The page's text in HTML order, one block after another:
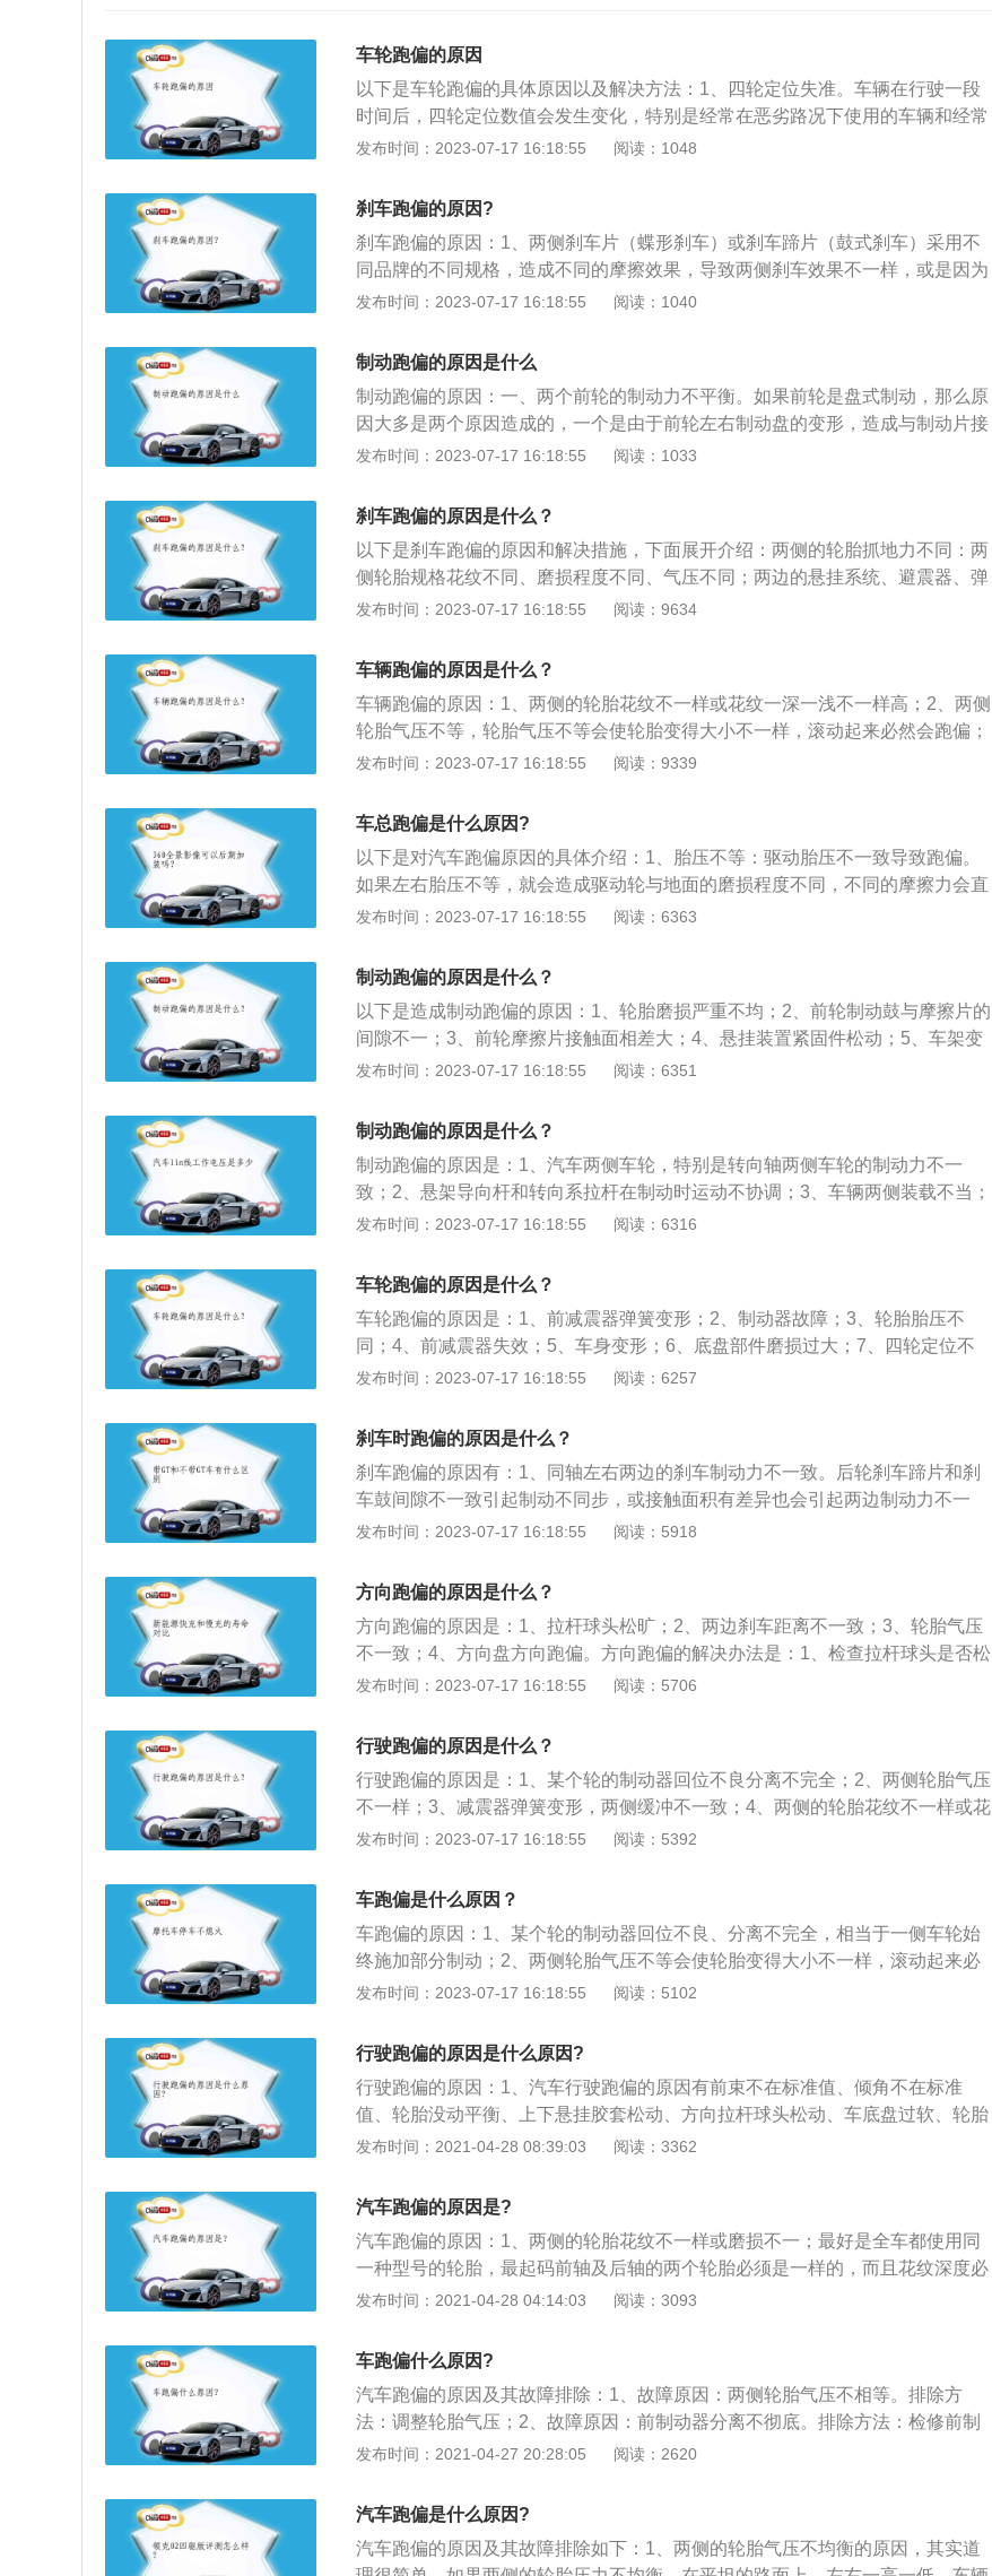
车轮跑偏的原因
以下是车轮跑偏的具体原因以及解决方法：1、四轮定位失准。车辆在行驶一段
时间后，四轮定位数值会发生变化，特别是经常在恶劣路况下使用的车辆和经常
上下马路牙子的车辆变化可能更大，这是容易造成汽车跑偏的一个原因。解决方
同一种型号，至少前轴及后轴的两个轮胎必须是一样的。另外两侧轮胎花纹的款
式、深度也必须一样，尽量避免花纹不同。解决方法是更换轮胎。3、两侧轮胎
气压不同。汽车两侧轮胎的气压不同，如果左边轮胎的气压少一点，右边轮胎的
气压稍微多一点，那么马上就会出现汽车跑偏的现象。解决方法是调整轮胎胎
压。4、前减震器弹簧变形。前减震器弹簧两侧变形，导致缓冲不一致，引发车
行驶中两悬挂一高一低，受力不均匀，导致跑偏。解决方法：修理前减震器。
6、底盘磨损过度。车辆底盘部件磨损过大，导致存在不正常间隙，转向拉杆球
头，支撑臂胶套，稳定杆胶套等是容易出现间隙过大的部位。解决方法：调整底
这相当于一侧车轮始终施加部分制动，行驶起来车辆必然会跑偏。解决方法：修
出最大允许范围，也会导致车辆跑偏。解决方法：修理车辆。9、路况不平。在
平坦的普通公路设计是中间高，两边低，这是因为要减少下雨的积水。解决方法
是尽量将车开往平坦的路上。
发布时间：2023-07-17 16:18:55 阅读：1048
刹车跑偏的原因?
刹车跑偏的原因：1、两侧刹车片（蝶形刹车）或刹车蹄片（鼓式刹车）采用不
同品牌的不同规格，造成不同的摩擦效果，导致两侧刹车效果不一样，或是因为
刹车分泵漏油，使一侧刹车片因漏油而产生刹车效果；解决办法：建议更换刹车
糙，刹车盘一侧光滑侧粗糙，使两侧的制动效果不一致；解决办法：建议去维修
厂修理；3、刹车分泵泄漏或刹车管、接头泄漏会使两侧制动效果不一致，或一
侧分泵活塞发卡、发涩。解决办法：更换刹车分泵或刹车管、接头；4、刹车制
动钳磨损间隙过大，使制动时泵两侧补偿间隙不一致，造成刹车跑偏。解决办
法：更换刹车制动钳；5、四轮定位不准也会出现刹车跑偏现象。解决办法：建
发布时间：2023-07-17 16:18:55 阅读：1040
制动跑偏的原因是什么
制动跑偏的原因：一、两个前轮的制动力不平衡。如果前轮是盘式制动，那么原
因大多是两个原因造成的，一个是由于前轮左右制动盘的变形，造成与制动片接
触表面平面度超讨标准。当汽车进行制动时，左右前轮制动力不一致，制动力较
的导向销卡住了，驱动左右制动片的力不一致，车辆前轮左右制动力不一致，造
成车辆向制动力大的一侧跑偏。解决方法：检查轮胎的制动盘与制动分泵活塞、
制动钳等部件并及时更换。二、后轮制动力不一致，一般来说，除一些中高端的
轿车的后轮制动是盘式制动外，后轮制动系统大多是鼓式制动。与前轮制动不同
的是，后轮制动力稍有差别一般不会造成制动跑偏，差别较大会使车辆行驶时制
安装不正确，这一般出现在车辆维修之后。在行驶过程中，前轮制动先于后轮制
动，当后轮先产生制动时，车辆会产生用尾现象，车后侧会产生跑偏现象。在汽
车维修过程中，特别是事故车维修后，修理工把制动管路的前后端装错了，使得
动系统故障。防抱死制动系统简称ABS系统，是通过接收各个车轮的轮速信号来
力提高，并且方向仍可以控制。如果ABS系统有故障，将无法正确控制各车轮的
制动液压力。制动力无法正常控制，造成车辆车轮抱死或某个车轮的制动力过大
或过小，从而产生制动跑偏的现象。解决方法：及时维修ABS系统以免造成安全
隐患。消除制动跑偏的方法有:（1）调整四个车轮制动器，尽量把每一个都调
用紧急制动。（3）精心调整车轮制动器制动间隙。（4）更换磨损不一致的刹车
片，清除污染物。（5）镗磨各车轮制动鼓并修整好制动器。
发布时间：2023-07-17 16:18:55 阅读：1033
刹车跑偏的原因是什么？
以下是刹车跑偏的原因和解决措施，下面展开介绍：两侧的轮胎抓地力不同：两
侧轮胎规格花纹不同、磨损程度不同、气压不同；两边的悬挂系统、避震器、弹
簧、球头、轴承或者四轮定位不对称引起刹车跑偏。解决方法：对轮胎进行检查
边刹车效果不一致；刹车制动钳磨损间隙大，使制动时两侧分泵间隙不同；制动
系统内部和刹车管路内有空气所导致。解决方法：及时去检查维修刹车分泵。
发布时间：2023-07-17 16:18:55 阅读：9634
车辆跑偏的原因是什么？
车辆跑偏的原因：1、两侧的轮胎花纹不一样或花纹一深一浅不一样高；2、两侧
轮胎气压不等，轮胎气压不等会使轮胎变得大小不一样，滚动起来必然会跑偏；
3、前减震器弹簧变形两侧缓冲不一致，可通过按压或拆卸后比较来判断减震器
导致跑偏；5、车辆底盘部件磨损过大存在不正常间隙；6、某个轮的制动器回位
不良分离不完全，这相当于一侧车轮始终施加部分制动，行驶起来车辆必然会跑
偏；7、车架总体变形。
发布时间：2023-07-17 16:18:55 阅读：9339
车总跑偏是什么原因?
以下是对汽车跑偏原因的具体介绍：1、胎压不等：驱动胎压不一致导致跑偏。
如果左右胎压不等，就会造成驱动轮与地面的磨损程度不同，不同的摩擦力会直
接引发跑偏。2、悬挂系统故障：悬挂系统故障会造成汽车跑偏。3、左右两侧轴
或校正后不符合技术要求，在行驶时就会向轴距短的一侧偏驶。
发布时间：2023-07-17 16:18:55 阅读：6363
制动跑偏的原因是什么？
以下是造成制动跑偏的原因：1、轮胎磨损严重不均；2、前轮制动鼓与摩擦片的
间隙不一；3、前轮摩擦片接触面相差大；4、悬挂装置紧固件松动；5、车架变
形、前轴移位；6、制动压力分配阀失效；7、制动钳固定支板松动；8、轮毂轴
换轮胎；紧固悬挂装置；更换制动压力分配阀；2、紧固制动钳固定支板；更换
轮毂轴承；更换制动压力分配阀。
发布时间：2023-07-17 16:18:55 阅读：6351
制动跑偏的原因是什么？
制动跑偏的原因是：1、汽车两侧车轮，特别是转向轴两侧车轮的制动力不一
致；2、悬架导向杆和转向系拉杆在制动时运动不协调；3、车辆两侧装载不当；
4、路面两侧附着力不一致。制动跑偏是指制动时车辆自动偏向一侧行驶的现
轮制动性能差，反之则为左轮制动性能差。制动停车后查看轮胎在路面上的拖印
情况，拖印短或没有拖印的车轮即制动有故障的车轮。
发布时间：2023-07-17 16:18:55 阅读：6316
车轮跑偏的原因是什么？
车轮跑偏的原因是：1、前减震器弹簧变形；2、制动器故障；3、轮胎胎压不
同；4、前减震器失效；5、车身变形；6、底盘部件磨损过大；7、四轮定位不
准；8、轮胎花纹或花纹深浅不一样。车轮跑偏的解决方法是：1、更换悬架弹簧
位置或替换轮胎；3、车辆往左边斜要向右微调方向，车辆往右边斜要向左边微
调方向。
发布时间：2023-07-17 16:18:55 阅读：6257
刹车时跑偏的原因是什么？
刹车跑偏的原因有：1、同轴左右两边的刹车制动力不一致。后轮刹车蹄片和刹
车鼓间隙不一致引起制动不同步，或接触面积有差异也会引起两边制动力不一
致。遇到此现象，可按规范调校左右刹车间隙或打磨刹车蹄片接触面。2、同轴
因有刹车分泵漏油、活塞锈蚀、鼓式刹车蹄片油污、刹车盘与片或鼓与蹄片表面
粗糙度不同，检修时视情况排除。3、两边轮胎气压、花纹、磨损程度不同。两
边轮胎气压、花纹、磨损程度不同，会引起两边车轮的实际转动半径不同使行驶
的直线距离不等，这种情况在行驶中不踩制动时也会向一边跑。4、事故车车身
修复不到位。事故车车身修复不到位造成车两边轴距不等，悬挂部分如避震弹簧
协调而引起刹车跑偏，5、四轮定位不准也会出现刹车跑偏现象。
发布时间：2023-07-17 16:18:55 阅读：5918
方向跑偏的原因是什么？
方向跑偏的原因是：1、拉杆球头松旷；2、两边刹车距离不一致；3、轮胎气压
不一致；4、方向盘方向跑偏。方向跑偏的解决办法是：1、检查拉杆球头是否松
旷；2、踩刹车感受两边刹车距离是否一致；3、检查前后左右轮胎气压是否相
猛，急打急回，车辆停住后不要转动方向盘；2、在颠簸路段上行驶时，双手要
握稳方向盘，以防方向盘失控而导致事故发生；3、转弯时降低车速降；4、进入
弯道时根据弯道的弧度慢慢的转动方向。
发布时间：2023-07-17 16:18:55 阅读：5706
行驶跑偏的原因是什么？
行驶跑偏的原因是：1、某个轮的制动器回位不良分离不完全；2、两侧轮胎气压
不一样；3、减震器弹簧变形，两侧缓冲不一致；4、两侧的轮胎花纹不一样或花
纹一深一浅不一样高；5、车辆底盘部件磨损过大存在不正常间隙；6、前减震器
决；2、超出范围必须用校正台进行校正。汽车轮胎速度级别、载重指数、花
纹、厂牌、尺寸必须保持一致，避免事故发生。
发布时间：2023-07-17 16:18:55 阅读：5392
车跑偏是什么原因？
车跑偏的原因：1、某个轮的制动器回位不良、分离不完全，相当于一侧车轮始
终施加部分制动；2、两侧轮胎气压不等会使轮胎变得大小不一样，滚动起来必
然会跑偏；3、减震器弹簧变形，两侧缓冲不一致可通过按压或拆卸对比来判断
底盘部件磨损过大，存在不正常间隙转向拉杆球头，支臂胶套、稳定杆胶套等是
常见的间隙过大的部位，应举升车辆仔细检查。
发布时间：2023-07-17 16:18:55 阅读：5102
行驶跑偏的原因是什么原因?
行驶跑偏的原因：1、汽车行驶跑偏的原因有前束不在标准值、倾角不在标准
值、轮胎没动平衡、上下悬挂胶套松动、方向拉杆球头松动、车底盘过软、轮胎
的气压不足等原因；2、汽车跑偏是汽车直线行驶在平坦的道路上的过程中，自
的行驶现象；3、跑偏轻则造成啃胎、轮胎报废，重则引发爆胎、车辆失控等危
险状况的发生，一旦发现汽车有跑偏的现象，应立即到维修站做全面检测，以免
跑偏引发多种危险情况发生，其后果绝对不容忽视。
发布时间：2021-04-28 08:39:03 阅读：3362
汽车跑偏的原因是?
汽车跑偏的原因：1、两侧的轮胎花纹不一样或磨损不一；最好是全车都使用同
一种型号的轮胎，最起码前轴及后轴的两个轮胎必须是一样的，而且花纹深度必
须一样，超过磨损极限必须更换；2、两侧轮胎气压有偏差，轮胎气压不一致会
致；3、某个轮胎的制动器回位不良也会导致方向跑偏；车架总体变形，两侧轴
距相差过大，超出最大允许范围。
发布时间：2021-04-28 04:14:03 阅读：3093
车跑偏什么原因?
汽车跑偏的原因及其故障排除：1、故障原因：两侧轮胎气压不相等。排除方
法：调整轮胎气压；2、故障原因：前制动器分离不彻底。排除方法：检修前制
动器；3、故障原因：前弹簧失效。排除方法：更换前弹簧；4、故障原因：两侧
前轮轴承过紧。排除方法：调整前轮轴承；6、故障原因：车身底部或车架变
形。排除方法：校正或更换车身或车架。
发布时间：2021-04-27 20:28:05 阅读：2620
汽车跑偏是什么原因?
汽车跑偏的原因及其故障排除如下：1、两侧的轮胎气压不均衡的原因，其实道